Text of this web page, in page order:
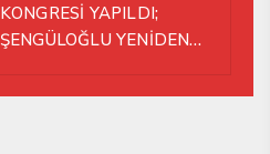
KONGRESİ YAPILDI;
ŞENGÜLOĞLU YENİDEN